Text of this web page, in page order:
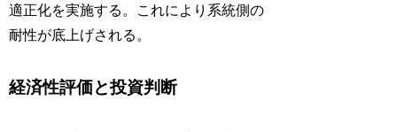
適正化を実施する。これにより系統側の
耐性が底上げされる。
経済性評価と投資判断